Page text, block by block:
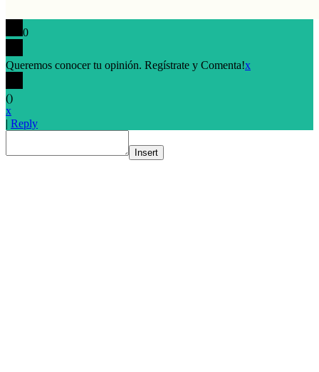
0
Queremos conocer tu opinión. Regístrate y Comenta!x
()
x
| Reply
Insert